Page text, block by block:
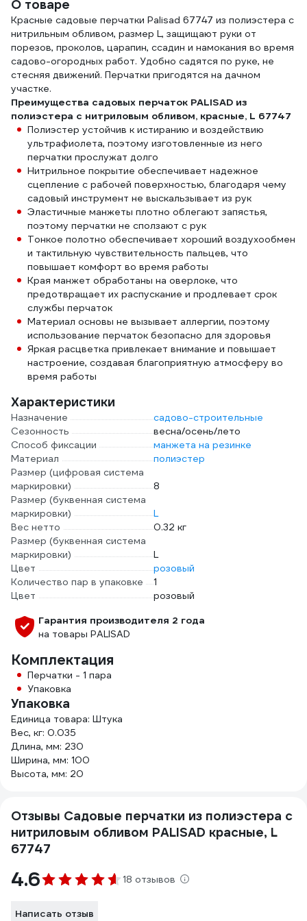
О товаре
Красные садовые перчатки Palisad 67747 из полиэстера с
нитрильным обливом, размер L, защищают руки от
порезов, проколов, царапин, ссадин и намокания во время
садово-огородных работ. Удобно садятся по руке, не
стесняя движений. Перчатки пригодятся на дачном
участке.
Преимущества садовых перчаток PALISAD из
полиэстера с нитриловым обливом, красные, L 67747
Полиэстер устойчив к истиранию и воздействию
ультрафиолета, поэтому изготовленные из него
перчатки прослужат долго
Нитрильное покрытие обеспечивает надежное
сцепление с рабочей поверхностью, благодаря чему
садовый инструмент не выскальзывает из рук
Эластичные манжеты плотно облегают запястья,
поэтому перчатки не сползают с рук
Тонкое полотно обеспечивает хороший воздухообмен
и тактильную чувствительность пальцев, что
повышает комфорт во время работы
Края манжет обработаны на оверлоке, что
предотвращает их распускание и продлевает срок
службы перчаток
Материал основы не вызывает аллергии, поэтому
использование перчаток безопасно для здоровья
Яркая расцветка привлекает внимание и повышает
настроение, создавая благоприятную атмосферу во
время работы
Характеристики
Назначение
садово-строительные
Сезонность
весна/осень/лето
Способ фиксации
манжета на резинке
Материал
полиэстер
Размер (цифровая система
маркировки)
8
Размер (буквенная система
маркировки)
L
Вес нетто
0.32 кг
Размер (буквенная система
маркировки)
L
Цвет
розовый
Количество пар в упаковке
1
Цвет
розовый
Гарантия производителя 2 года
на товары PALISAD
Комплектация
Перчатки - 1 пара
Упаковка
Упаковка
Единица товара: Штука
Вес, кг: 0.035
Длина, мм: 230
Ширина, мм: 100
Высота, мм: 20
Отзывы Садовые перчатки из полиэстера с
нитриловым обливом PALISAD красные, L
67747
4.6 18 отзывов
Написать отзыв